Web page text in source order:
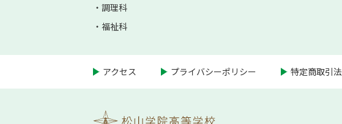
調理科
福祉科
アクセス プライバシーポリシー 特定商取引法